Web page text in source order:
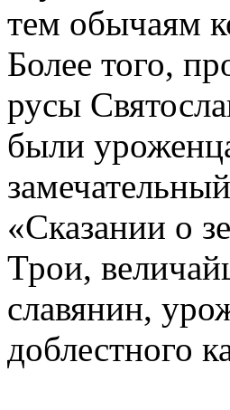
тем обычаям
Более того,
русы
были
«Сказании о
Трои,
славянин,
доблестного